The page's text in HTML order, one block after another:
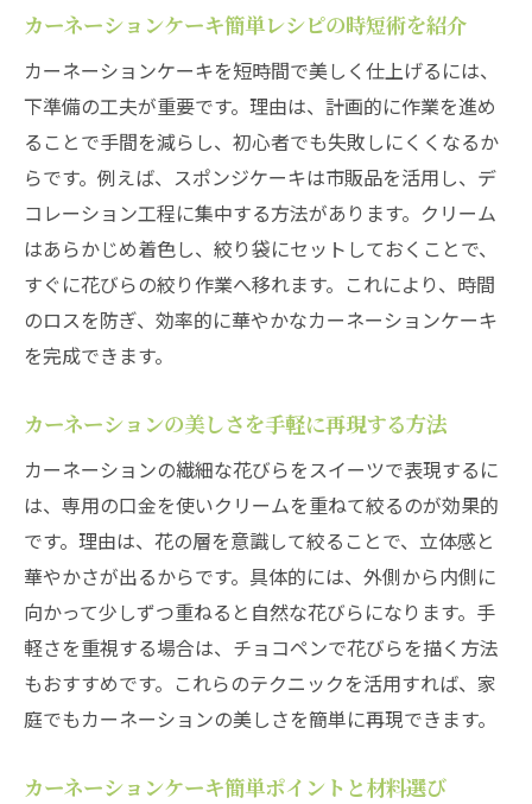
カーネーションケーキ簡単レシピの時短術を紹介
カーネーションケーキを短時間で美しく仕上げるには、
下準備の工夫が重要です。理由は、計画的に作業を進め
ることで手間を減らし、初心者でも失敗しにくくなるか
らです。例えば、スポンジケーキは市販品を活用し、デ
コレーション工程に集中する方法があります。クリーム
はあらかじめ着色し、絞り袋にセットしておくことで、
すぐに花びらの絞り作業へ移れます。これにより、時間
のロスを防ぎ、効率的に華やかなカーネーションケーキ
を完成できます。
カーネーションの美しさを手軽に再現する方法
カーネーションの繊細な花びらをスイーツで表現するに
は、専用の口金を使いクリームを重ねて絞るのが効果的
です。理由は、花の層を意識して絞ることで、立体感と
華やかさが出るからです。具体的には、外側から内側に
向かって少しずつ重ねると自然な花びらになります。手
軽さを重視する場合は、チョコペンで花びらを描く方法
もおすすめです。これらのテクニックを活用すれば、家
庭でもカーネーションの美しさを簡単に再現できます。
カーネーションケーキ簡単ポイントと材料選び